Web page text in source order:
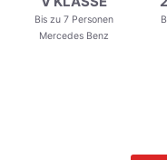
Bis zu 7 Personen
Mercedes Benz